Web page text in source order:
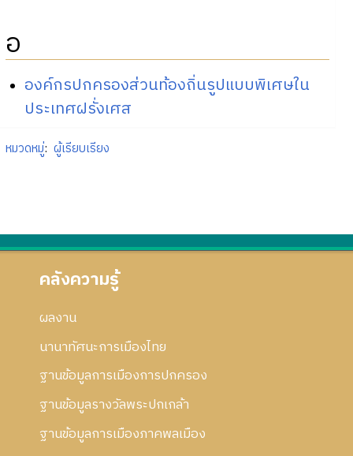
อ
องค์กรปกครองส่วนท้องถิ่นรูปแบบพิเศษใน
ประเทศฝรั่งเศส
หมวดหมู่: ผู้เรียบเรียง
คลังความรู้
ผลงาน
นานาทัศนะการเมืองไทย
ฐานข้อมูลการเมืองการปกครอง
ฐานข้อมูลรางวัลพระปกเกล้า
ฐานข้อมูลการเมืองภาคพลเมือง